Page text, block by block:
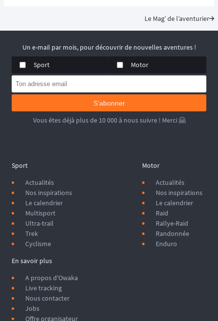
aventure moto mise sur
le plaisir de rouler plutôt que sur la performance chronométrée.
📆 Prochaines dates : du 19 au 20 Septembre 2026.
Le Mag’ de l’aventurier
Un e-mail par mois, pour découvrir de nouvelles aventures !
Sport
Motor
S'abonner
Vous êtes déjà plus de 10 000 à nous suivre ! Merci 🤗
Sport
Actualités
Nos inspirations
Le calendrier
Multisport
Ultra-trail
Trek
Cyclisme
Motor
Actualités
Nos inspirations
Le calendrier
Raid
Rallye-Raid
Randonnée
Enduro
En savoir plus
A propos d'Owaka
Live tracking
Nous contacter
Jobs
Offre organisateur